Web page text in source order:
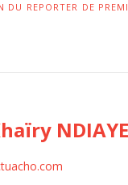
DU REPORTER DE
NDIAYE